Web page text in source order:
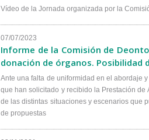
Vídeo de la Jornada organizada por la
07/07/2023
Informe de la Comisión de
donación de órganos.
Ante una falta de uniformidad en el abordaje
que han solicitado y recibido la Prestación
de las distintas situaciones y escenarios que
de propuestas